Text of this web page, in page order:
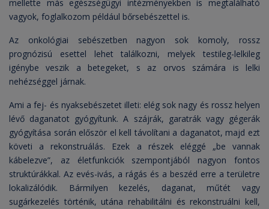
mellette más egészségügyi intézményekben is megtalálható
vagyok, foglalkozom például bőrsebészettel is.
Az onkológiai sebészetben nagyon sok komoly, rossz
prognózisú esettel lehet találkozni, melyek testileg-lelkileg
igénybe veszik a betegeket, s az orvos számára is lelki
nehézséggel járnak.
Ami a fej- és nyaksebészetet illeti: elég sok nagy és rossz helyen
lévő daganatot gyógyítunk. A szájrák, garatrák vagy gégerák
gyógyítása során először el kell távolítani a daganatot, majd ezt
követi a rekonstruálás. Ezek a részek eléggé „be vannak
kábelezve”, az életfunkciók szempontjából nagyon fontos
struktúrákkal. Az evés-ivás, a rágás és a beszéd erre a területre
lokalizálódik. Bármilyen kezelés, daganat, műtét vagy
sugárkezelés történik, utána rehabilitálni és rekonstruálni kell,